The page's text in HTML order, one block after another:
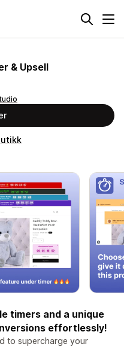
& Upsell
timers and a unique
effortlessly!
to supercharge your